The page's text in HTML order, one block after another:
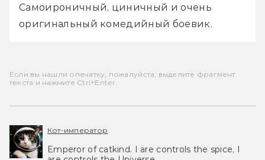
Самоироничный, циничный и очень
оригинальный комедийный боевик.
Если вы нашли опечатку, пожалуйста, выделите фрагмент
текста и нажмите Ctrl+Enter.
Кот-император
Emperor of catkind. I are controls the spice, I